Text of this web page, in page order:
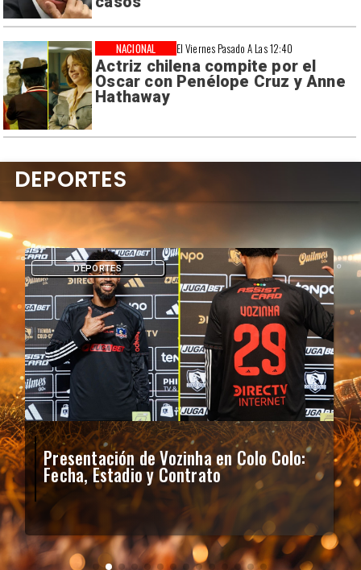
El Viernes Pasado A Las 12:40
Actriz chilena compite por el
Oscar con Penélope Cruz y Anne
Hathaway
NACIONAL
Presentación de Vozinha en Colo Colo:
Fecha, Estadio y Contrato
DEPORTES
DEPORTES